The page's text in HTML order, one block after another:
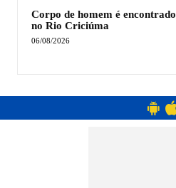
Corpo de homem é encontrado
no Rio Criciúma
06/08/2026